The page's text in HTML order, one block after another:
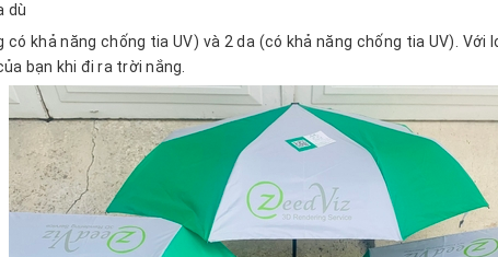
dù
khả năng chống tia UV) và 2 da (có khả năng chống tia UV).
bạn khi đi ra trời nắng.